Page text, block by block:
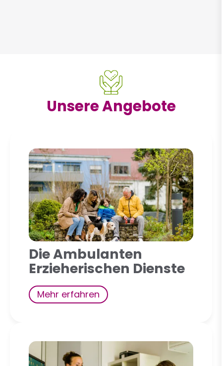
Unsere Angebote
Die Ambulanten
Erzieherischen Dienste
Mehr erfahren